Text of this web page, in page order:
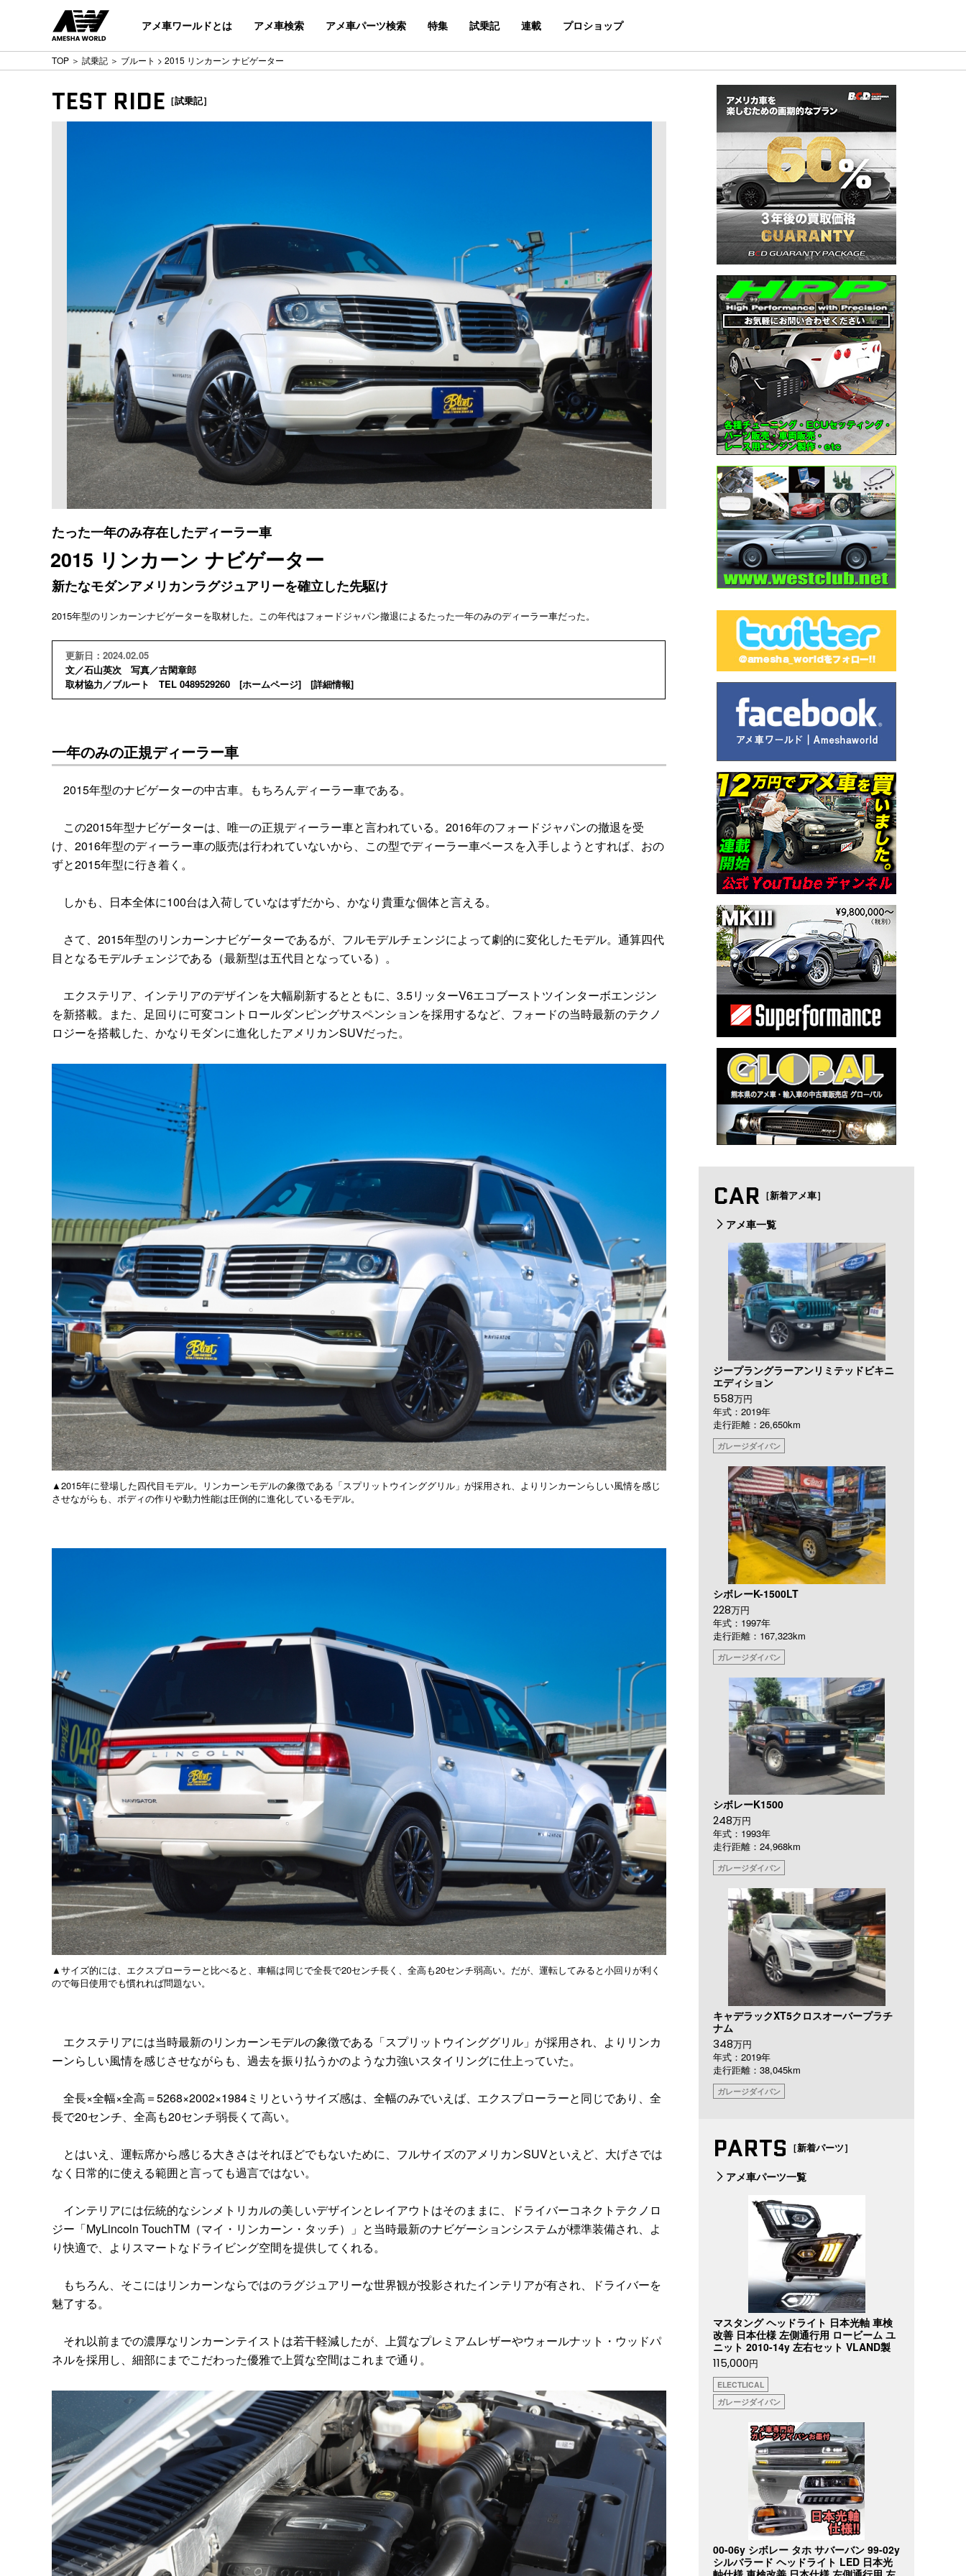
アメ車ワールドとは アメ車検索 アメ車パーツ検索 特集 試乗記 連載 プロショップ
TOP ＞ 試乗記 ＞ ブルート > 2015 リンカーン ナビゲーター
TEST RIDE ［試乗記］
たった一年のみ存在したディーラー車
2015 リンカーン ナビゲーター
新たなモダンアメリカンラグジュアリーを確立した先駆け
2015年型のリンカーンナビゲーターを取材した。この年代はフォードジャパン撤退によるたった一年のみのディーラー車だった。
更新日：2024.02.05
文／石山英次 写真／古閑章郎
取材協力／ブルート TEL 0489529260 [ホームページ] [詳細情報]
一年のみの正規ディーラー車
2015年型のナビゲーターの中古車。もちろんディーラー車である。
この2015年型ナビゲーターは、唯一の正規ディーラー車と言われている。2016年のフォードジャパンの撤退を受
け、2016年型のディーラー車の販売は行われていないから、この型でディーラー車ベースを入手しようとすれば、おの
ずと2015年型に行き着く。
しかも、日本全体に100台は入荷していなはずだから、かなり貴重な個体と言える。
さて、2015年型のリンカーンナビゲーターであるが、フルモデルチェンジによって劇的に変化したモデル。通算四代
目となるモデルチェンジである（最新型は五代目となっている）。
エクステリア、インテリアのデザインを大幅刷新するとともに、3.5リッターV6エコブーストツインターボエンジン
を新搭載。また、足回りに可変コントロールダンピングサスペンションを採用するなど、フォードの当時最新のテクノ
ロジーを搭載した、かなりモダンに進化したアメリカンSUVだった。
▲2015年に登場した四代目モデル。リンカーンモデルの象徴である「スプリットウインググリル」が採用され、よりリンカーンらしい風情を感じ
させながらも、ボディの作りや動力性能は圧倒的に進化しているモデル。
▲サイズ的には、エクスプローラーと比べると、車幅は同じで全長で20センチ長く、全高も20センチ弱高い。だが、運転してみると小回りが利く
ので毎日使用でも慣れれば問題ない。
エクステリアには当時最新のリンカーンモデルの象徴である「スプリットウインググリル」が採用され、よりリンカ
ーンらしい風情を感じさせながらも、過去を振り払うかのような力強いスタイリングに仕上っていた。
全長×全幅×全高＝5268×2002×1984ミリというサイズ感は、全幅のみでいえば、エクスプローラーと同じであり、全
長で20センチ、全高も20センチ弱長くて高い。
とはいえ、運転席から感じる大きさはそれほどでもないために、フルサイズのアメリカンSUVといえど、大げさでは
なく日常的に使える範囲と言っても過言ではない。
インテリアには伝統的なシンメトリカルの美しいデザインとレイアウトはそのままに、ドライバーコネクトテクノロ
ジー「MyLincoln TouchTM（マイ・リンカーン・タッチ）」と当時最新のナビゲーションシステムが標準装備され、よ
り快適で、よりスマートなドライビング空間を提供してくれる。
もちろん、そこにはリンカーンならではのラグジュアリーな世界観が投影されたインテリアが有され、ドライバーを
魅了する。
それ以前までの濃厚なリンカーンテイストは若干軽減したが、上質なプレミアムレザーやウォールナット・ウッドパ
ネルを採用し、細部にまでこだわった優雅で上質な空間はこれまで通り。
CAR ［新着アメ車］
アメ車一覧
ジープラングラーアンリミテッドビキニ
エディション
558万円
年式：2019年
走行距離：26,650km
ガレージダイバン
シボレーK-1500LT
228万円
年式：1997年
走行距離：167,323km
ガレージダイバン
シボレーK1500
248万円
年式：1993年
走行距離：24,968km
ガレージダイバン
キャデラックXT5クロスオーバープラチ
ナム
348万円
年式：2019年
走行距離：38,045km
ガレージダイバン
PARTS ［新着パーツ］
アメ車パーツ一覧
マスタング ヘッドライト 日本光軸 車検
改善 日本仕様 左側通行用 ロービーム ユ
ニット 2010-14y 左右セット VLAND製
115,000円
ELECTLICAL
ガレージダイバン
00-06y シボレー タホ サバーバン 99-02y
シルバラード ヘッドライト LED 日本光